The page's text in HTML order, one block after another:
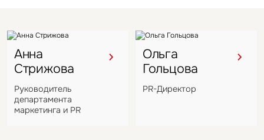
Анна
Стрижова
Руководитель
департамента
маркетинга и PR
Ольга
Гольцова
PR-Директор